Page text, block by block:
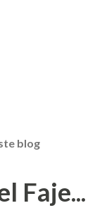
blog
Faje...